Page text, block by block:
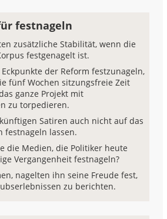
festnageln
zusätzliche Stabilität, wenn die
festgenagelt ist.
der Reform festzunageln,
fünf Wochen sitzungsfreie Zeit
ganze Projekt mit
zu torpedieren.
Satiren auch nicht auf das
festnageln lassen.
die Medien, die Politiker heute
Vergangenheit festnageln?
nagelten ihn seine Freude fest,
zu berichten.